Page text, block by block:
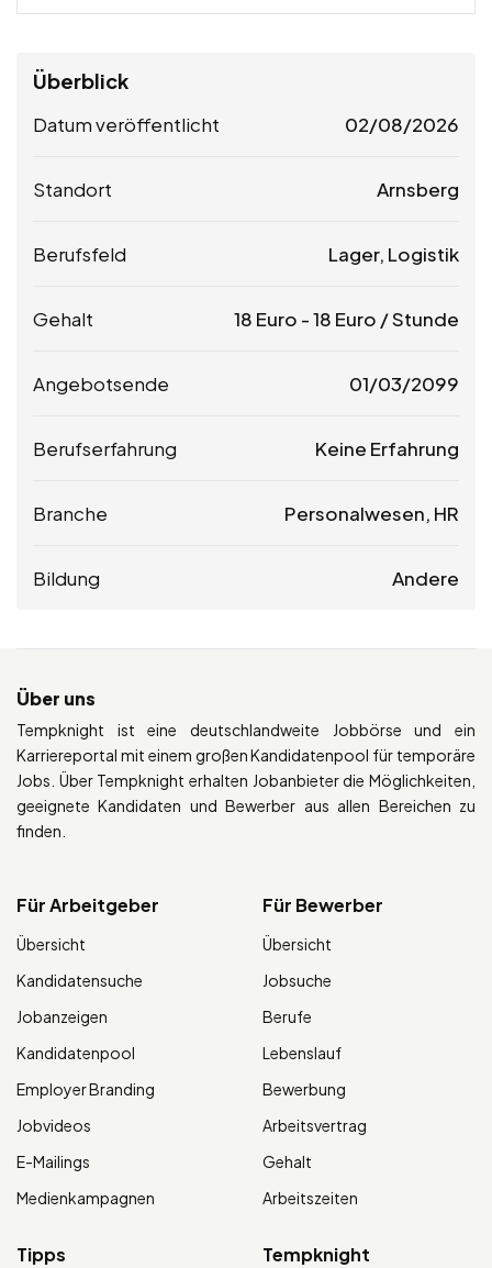
Überblick
Datum veröffentlicht 02/08/2026
Standort Arnsberg
Berufsfeld Lager, Logistik
Gehalt 18 Euro -18 Euro / Stunde
Angebotsende 01/03/2099
Berufserfahrung Keine Erfahrung
Branche Personalwesen, HR
Bildung Andere
Über uns
Tempknight ist eine deutschlandweite Jobbörse und ein
Karriereportal mit einem großen Kandidatenpool für temporäre
Jobs. Über Tempknight erhalten Jobanbieter die Möglichkeiten,
geeignete Kandidaten und Bewerber aus allen Bereichen zu
finden.
Für Arbeitgeber
Übersicht
Kandidatensuche
Jobanzeigen
Kandidatenpool
Employer Branding
Jobvideos
E-Mailings
Medienkampagnen
Für Bewerber
Übersicht
Jobsuche
Berufe
Lebenslauf
Bewerbung
Arbeitsvertrag
Gehalt
Arbeitszeiten
Tipps Tempknight